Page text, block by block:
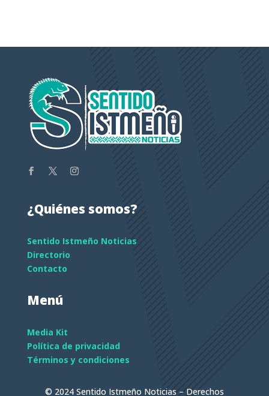
¿Quiénes somos?
Sentido Istmeño Noticias
Directorio
Contacto
Menú
Media Kit
Política de privacidad
Términos y condiciones
© 2024 Sentido Istmeño Noticias – Derechos